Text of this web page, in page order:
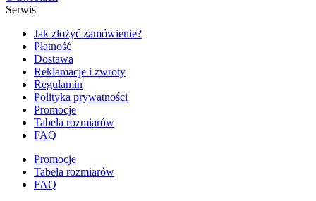
Serwis
Jak złożyć zamówienie?
Płatność
Dostawa
Reklamacje i zwroty
Regulamin
Polityka prywatności
Promocje
Tabela rozmiarów
FAQ
Promocje
Tabela rozmiarów
FAQ